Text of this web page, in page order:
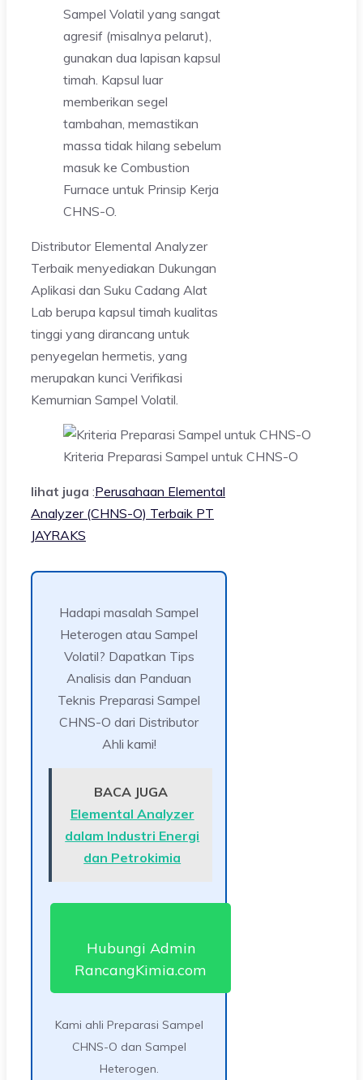
Sampel Volatil yang sangat
agresif (misalnya pelarut),
gunakan dua lapisan kapsul
timah. Kapsul luar
memberikan segel
tambahan, memastikan
massa tidak hilang sebelum
masuk ke Combustion
Furnace untuk Prinsip Kerja
CHNS-O.
Distributor Elemental Analyzer
Terbaik menyediakan Dukungan
Aplikasi dan Suku Cadang Alat
Lab berupa kapsul timah kualitas
tinggi yang dirancang untuk
penyegelan hermetis, yang
merupakan kunci Verifikasi
Kemurnian Sampel Volatil.
Kriteria Preparasi Sampel untuk CHNS-O
lihat juga :Perusahaan Elemental
Analyzer (CHNS-O) Terbaik PT
JAYRAKS
Hadapi masalah Sampel
Heterogen atau Sampel
Volatil? Dapatkan Tips
Analisis dan Panduan
Teknis Preparasi Sampel
CHNS-O dari Distributor
Ahli kami!
BACA JUGA
Elemental Analyzer
dalam Industri Energi
dan Petrokimia
Hubungi Admin
RancangKimia.com
Kami ahli Preparasi Sampel
CHNS-O dan Sampel
Heterogen.